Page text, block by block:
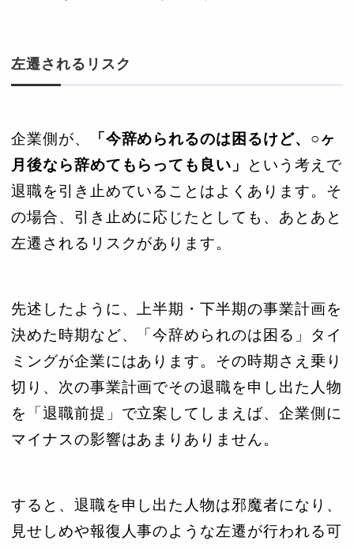
左遷されるリスク
企業側が、
「今辞められるのは困るけど、○ヶ
月後なら辞めてもらっても良い」
という考えで
退職を引き止めていることはよくあります。そ
の場合、引き止めに応じたとしても、あとあと
左遷されるリスクがあります。
先述したように、上半期・下半期の事業計画を
決めた時期など、「今辞められのは困る」タイ
ミングが企業にはあります。その時期さえ乗り
切り、次の事業計画でその退職を申し出た人物
を「退職前提」で立案してしまえば、企業側に
マイナスの影響はあまりありません。
すると、退職を申し出た人物は邪魔者になり、
見せしめや報復人事のような左遷が行われる可